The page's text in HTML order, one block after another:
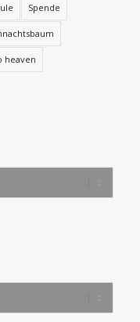
Spende
heaven